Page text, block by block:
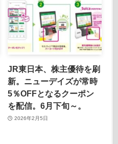
JR東日本、株主優待を刷
新。ニューデイズが常時
5％OFFとなるクーポン
を配信。6月下旬～。
2026年2月5日